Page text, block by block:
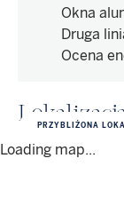
Okna
Druga
Ocena
Lokalizacja
Loading map...
PRZYBLIŻONA